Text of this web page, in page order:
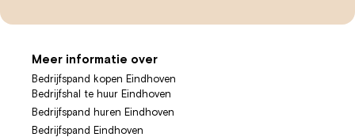
Meer informatie over
Bedrijfspand kopen Eindhoven
Bedrijfshal te huur Eindhoven
Bedrijfspand huren Eindhoven
Bedrijfspand Eindhoven